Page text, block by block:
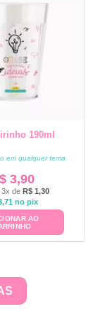
190ml
em qualquer tema
3,90
3x de R$1,30
no pix
AO